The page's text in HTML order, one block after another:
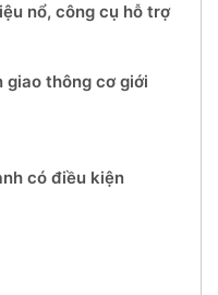
nổ, công cụ hỗ trợ
giao thông cơ giới
có điều kiện